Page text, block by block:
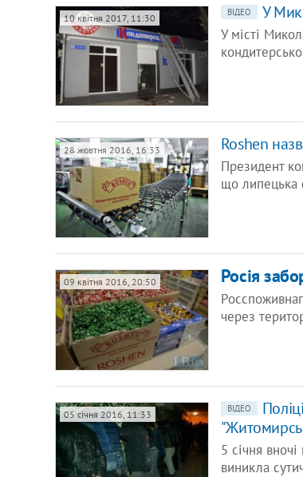
10 квітня 2017, 11:30 ВІДЕО У
У місті
28 жовтня 2016, 16:33 Roshen
Президент
що липецька
09 квітня 2016, 20:50 Росія
через
05 січня 2016, 11:33 ВІДЕО
5 січня
виникла